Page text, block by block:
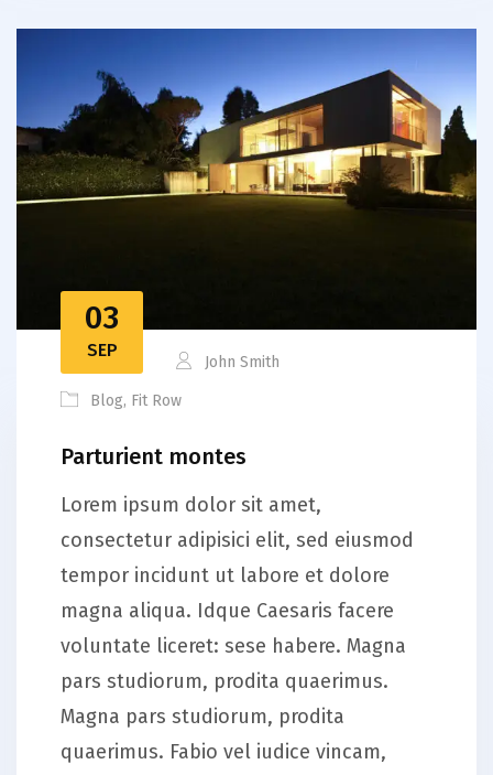
03
SEP
John Smith
Blog, Fit Row
Parturient montes
Lorem ipsum dolor sit amet,
consectetur adipisici elit, sed eiusmod
tempor incidunt ut labore et dolore
magna aliqua. Idque Caesaris facere
voluntate liceret: sese habere. Magna
pars studiorum, prodita quaerimus.
Magna pars studiorum, prodita
quaerimus. Fabio vel iudice vincam,